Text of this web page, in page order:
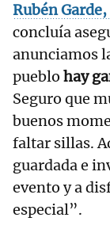
Rubén
concluía
anunciamos
pueblo hay
Seguro que
buenos
faltar sillas.
guardada e
evento y a
especial”.